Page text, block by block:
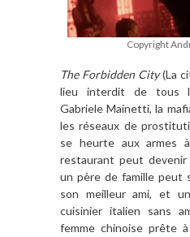
Copyright
The Forbidden City(La
lieu interdit de tous
Gabriele Mainetti, la
les réseaux de
se heurte aux armes
restaurant peut devenir
un père de famille peut
son meilleur ami, et
cuisinier italien sans
femme chinoise prête